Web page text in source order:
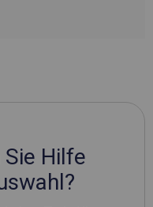
Sie Hilfe